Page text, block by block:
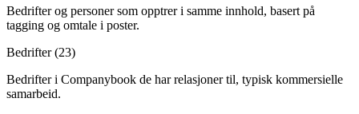
Bedrifter og personer som opptrer i samme innhold, basert på
tagging og omtale i poster.
Bedrifter (23)
Bedrifter i Companybook de har relasjoner til, typisk kommersielle
samarbeid.